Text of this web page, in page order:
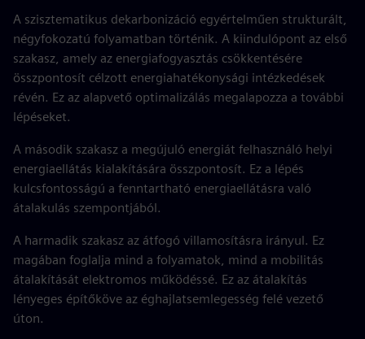
A szisztematikus dekarbonizáció egyértelműen strukturált,
négyfokozatú folyamatban történik. A kiindulópont az első
szakasz, amely az energiafogyasztás csökkentésére
összpontosít célzott energiahatékonysági intézkedések
révén. Ez az alapvető optimalizálás megalapozza a további
lépéseket.
A második szakasz a megújuló energiát felhasználó helyi
energiaellátás kialakítására összpontosít. Ez a lépés
kulcsfontosságú a fenntartható energiaellátásra való
átalakulás szempontjából.
A harmadik szakasz az átfogó villamosításra irányul. Ez
magában foglalja mind a folyamatok, mind a mobilitás
átalakítását elektromos működéssé. Ez az átalakítás
lényeges építőköve az éghajlatsemlegesség felé vezető
úton.